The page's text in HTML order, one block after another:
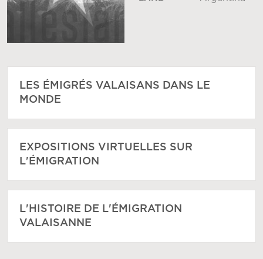
LES ÉMIGRÉS VALAISANS DANS LE
MONDE
EXPOSITIONS VIRTUELLES SUR
L'ÉMIGRATION
L'HISTOIRE DE L'ÉMIGRATION
VALAISANNE